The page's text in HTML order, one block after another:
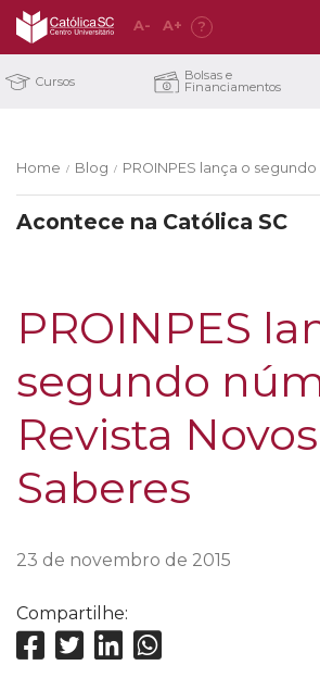
A- A+ ?
Cursos Bolsas e
Financiamentos
Home / Blog / PROINPES lança o
Acontece na Católica SC
PROINPES
segundo
Revista Novos
Saberes
23 de novembro de 2015
Compartilhe: